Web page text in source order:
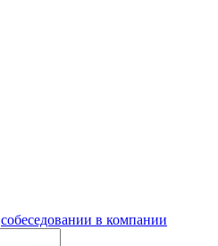
собеседовании в компании